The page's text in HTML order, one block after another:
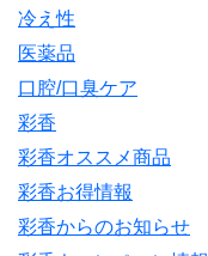
冷え性
医薬品
口腔/口臭ケア
彩香
彩香オススメ商品
彩香お得情報
彩香からのお知らせ